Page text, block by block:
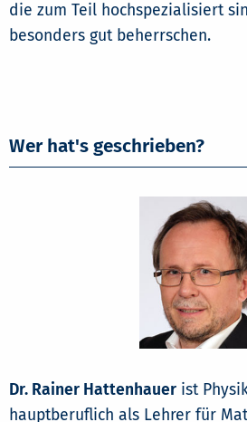
die zum Teil hochspezialisiert
besonders gut beherrschen.
Wer hat's geschrieben?
Dr. Rainer Hattenhauer ist
hauptberuflich als Lehrer für